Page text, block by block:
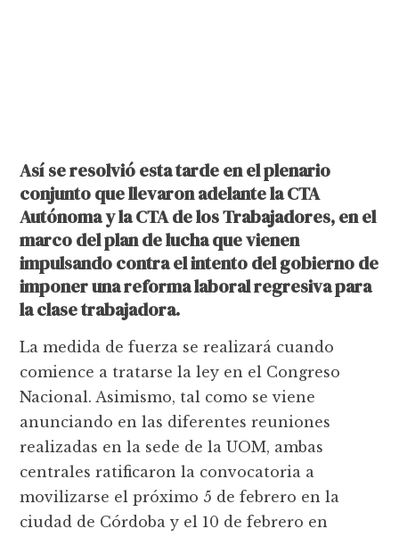
Así se resolvió esta tarde en el plenario
conjunto que llevaron adelante la CTA
Autónoma y la CTA de los Trabajadores, en el
marco del plan de lucha que vienen
impulsando contra el intento del gobierno de
imponer una reforma laboral regresiva para
la clase trabajadora.
La medida de fuerza se realizará cuando
comience a tratarse la ley en el Congreso
Nacional. Asimismo, tal como se viene
anunciando en las diferentes reuniones
realizadas en la sede de la UOM, ambas
centrales ratificaron la convocatoria a
movilizarse el próximo 5 de febrero en la
ciudad de Córdoba y el 10 de febrero en